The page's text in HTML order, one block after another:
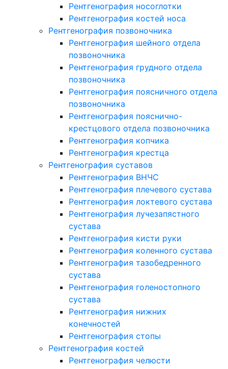
Рентгенография носоглотки
Рентгенография костей носа
Рентгенография позвоночника
Рентгенография шейного отдела
позвоночника
Рентгенография грудного отдела
позвоночника
Рентгенография поясничного отдела
позвоночника
Рентгенография пояснично-
крестцового отдела позвоночника
Рентгенография копчика
Рентгенография крестца
Рентгенография суставов
Рентгенография ВНЧС
Рентгенография плечевого сустава
Рентгенография локтевого сустава
Рентгенография лучезапястного
сустава
Рентгенография кисти руки
Рентгенография коленного сустава
Рентгенография тазобедренного
сустава
Рентгенография голеностопного
сустава
Рентгенография нижних
конечностей
Рентгенография стопы
Рентгенография костей
Рентгенография челюсти